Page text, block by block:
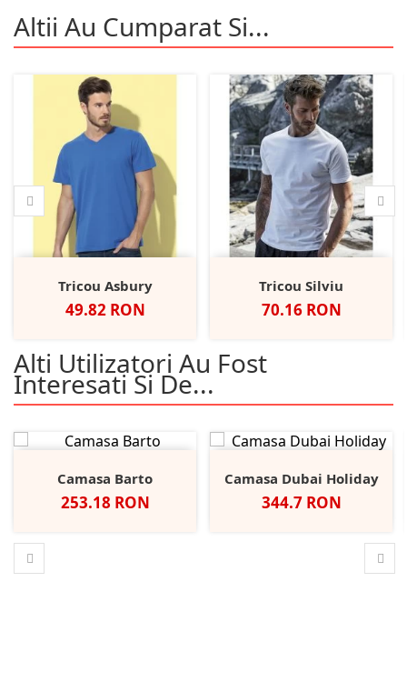
Altii Au Cumparat Si...
Tricou Asbury
Pret
49.82 RON
Tricou Silviu
Pret
70.16 RON
Alti Utilizatori Au Fost
Interesati Si De...
Camasa Barto
Pret
253.18 RON
Camasa Dubai Holiday
Pret
344.7 RON